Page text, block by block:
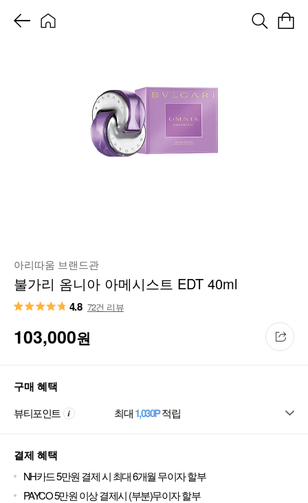
아리따움 브랜드관
불가리 옴니아 아메시스트 EDT 40ml
4.8 72건 리뷰
103,000원
구매 혜택
뷰티포인트 최대1,030P적립
결제 혜택
NH카드 5만원 결제 시 최대 6개월 무이자 할부
PAYCO 5만원 이상 결제시 (부분)무이자 할부